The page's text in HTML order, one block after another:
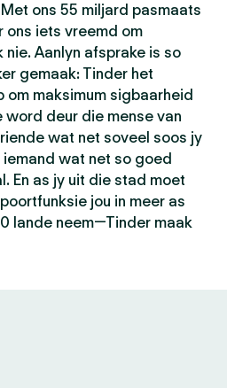
ons 55 miljard pasmaats
ons iets vreemd om
nie. Aanlyn afsprake is so
gemaak: Tinder het
om maksimum sigbaarheid
deur die mense van
wat net soveel soos jy
wat net so goed
En as jy uit die stad moet
jou in meer as
lande neem—Tinder maak